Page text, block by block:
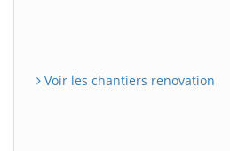
Voir les chantiers renovation